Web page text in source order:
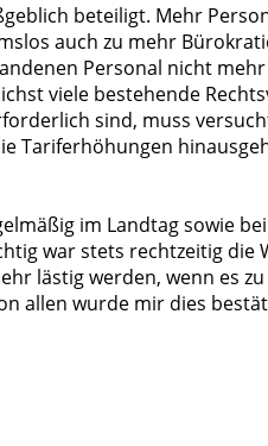
beteiligt. Mehr
auch zu mehr
Personal nicht
viele bestehende
sind, muss
Tariferhöhungen
im Landtag sowie bei
war stets rechtzeitig die
lästig werden, wenn es
allen wurde mir dies